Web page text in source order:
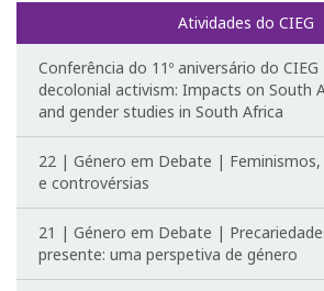
1º Congresso Internacional
Call for papers
Website do Congresso
Fotografias e video
Apresentações
2º Congresso Internacional
Atividades do CIEG
Conferência do 11º aniversário do
decolonial activism: Impacts on South
and gender studies in South Africa
22 | Género em Debate | Feminismos,
e controvérsias
21 | Género em Debate |
presente: uma perspetiva de género